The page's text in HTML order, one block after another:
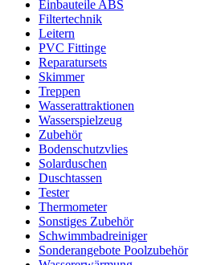
Einbauteile ABS
Filtertechnik
Leitern
PVC Fittinge
Reparatursets
Skimmer
Treppen
Wasserattraktionen
Wasserspielzeug
Zubehör
Bodenschutzvlies
Solarduschen
Duschtassen
Tester
Thermometer
Sonstiges Zubehör
Schwimmbadreiniger
Sonderangebote Poolzubehör